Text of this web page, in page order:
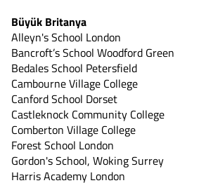
Büyük Britanya
Alleyn's School London
Bancroft’s School Woodford Green
Bedales School Petersfield
Cambourne Village College
Canford School Dorset
Castleknock Community College
Comberton Village College
Forest School London
Gordon's School, Woking Surrey
Harris Academy London